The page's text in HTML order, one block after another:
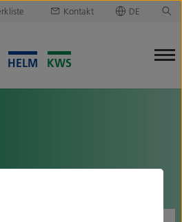
Kontakt DE